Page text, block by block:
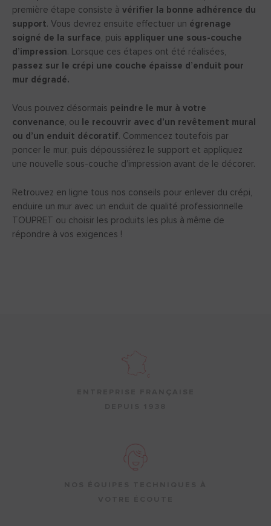
première étape consiste à vérifier la bonne adhérence du
support. Vous devrez ensuite effectuer un égrenage
soigné de la surface, puis appliquer une sous-couche
d’impression. Lorsque ces étapes ont été réalisées,
passez sur le crépi une couche épaisse d’enduit pour
mur dégradé.
Vous pouvez désormais peindre le mur à votre
convenance, ou
le recouvrir avec d’un revêtement mural
ou d’un enduit décoratif. Commencez toutefois par
poncer le mur, puis dépoussiérez le support et appliquez
une nouvelle sous-couche d’impression avant de le décorer.
Retrouvez en ligne tous nos conseils pour enlever du crépi,
enduire un mur avec un enduit de qualité professionnelle
TOUPRET ou choisir les produits les plus à même de
répondre à vos exigences !